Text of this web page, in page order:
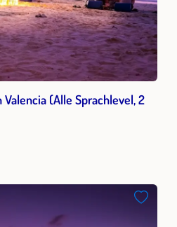
(Alle Sprachlevel, 2